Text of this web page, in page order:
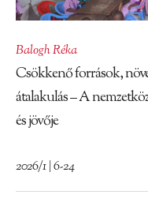
Balogh Réka
Csökkenő források,
átalakulás – A
és jövője
2026/1 | 6-24